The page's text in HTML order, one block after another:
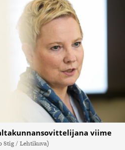
viime
Stig / Lehtikuva)